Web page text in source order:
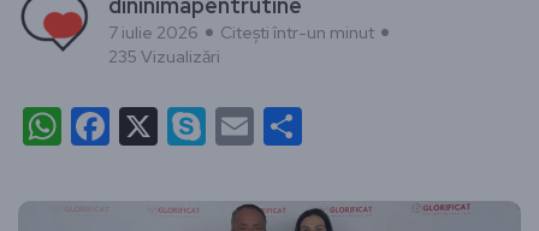
7 iulie 2026
Citești într-un minut
235 Vizualizări
WhatsApp
Facebook
X Skype
Email